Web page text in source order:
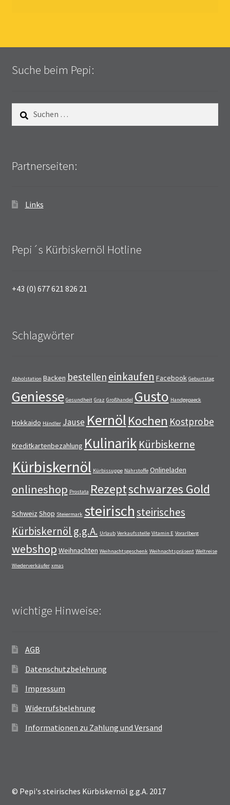
Suche beim Pepi:
nach:
Partnerseiten:
Links
Pepi´s Kürbiskernöl Hotline
+43 (0) 677 621 826 21
Schlagwörter
Abholstation Backen bestellen einkaufen Facebook Geburtstag
Geniesse Gesundheit Graz Großhandel Gusto Handgepaeck
Hokkaido Händler Jause KernölKochen Kostprobe
Kreditkartenbezahlung Kulinarik Kürbiskerne
Kürbiskernöl Kürbissuppe Nährstoffe Onlineladen
onlineshop Prostata Rezeptschwarzes Gold
Schweiz Shop Steiermark steirischsteirisches
Kürbiskernöl g.g.A. Urlaub Verkaufsstelle Vitamin E Vorarlberg
webshop Weihnachten Weihnachtsgeschenk Weihnachtspräsent Weltreise
Wiederverkäufer xmas
wichtige Hinweise:
AGB
Datenschutzbelehrung
Impressum
Widerrufsbelehrung
Informationen zu Zahlung und Versand
© Pepi's steirisches Kürbiskernöl g.g.A. 2017